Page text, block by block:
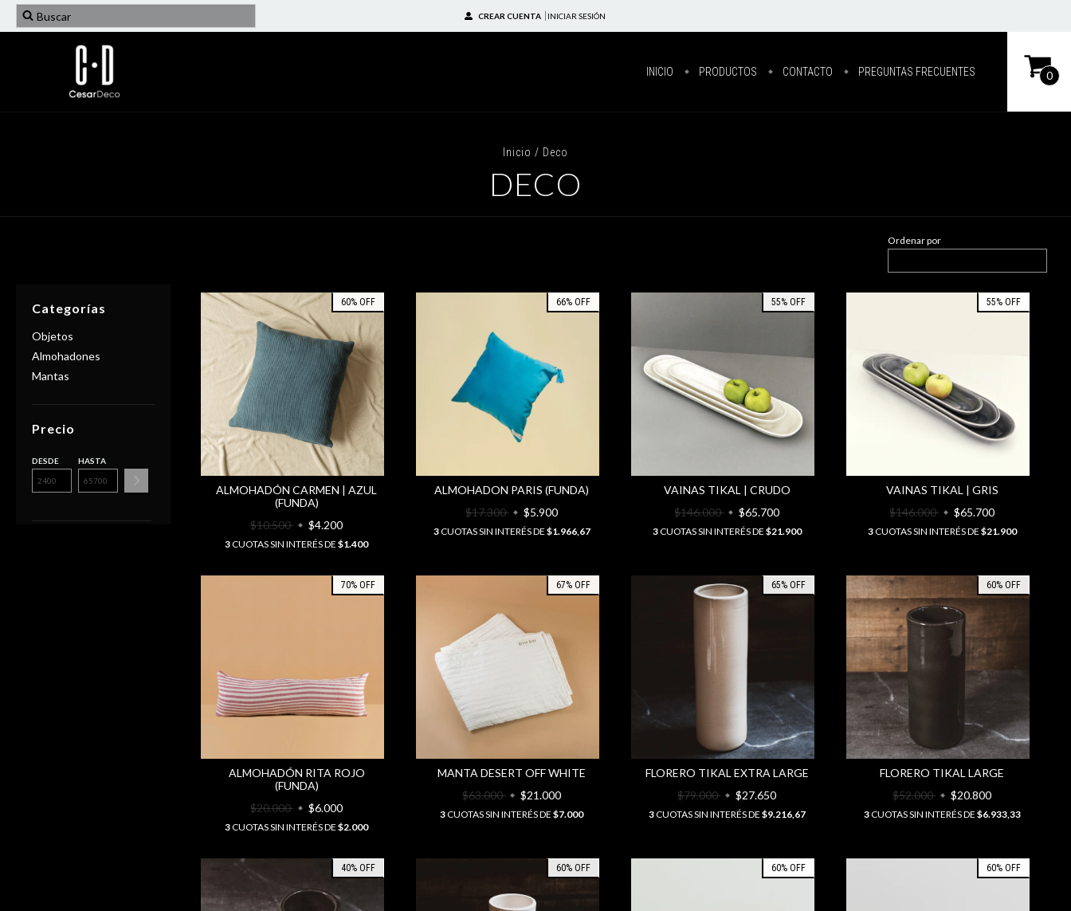
CREAR CUENTA INICIAR SESIÓN
INICIO PRODUCTOS CONTACTO PREGUNTAS FRECUENTES 0
Inicio / Deco
DECO
Ordenar por
Categorías
Objetos
Almohadones
Mantas
Precio
DESDE HASTA
60%OFF
ALMOHADÓN CARMEN | AZUL
(FUNDA)
$10.500
$4.200
3CUOTAS SIN INTERÉS DE$1.400
66%OFF
ALMOHADON PARIS (FUNDA)
$17.300
$5.900
3CUOTAS SIN INTERÉS DE $1.966,67
55%OFF
VAINAS TIKAL | CRUDO
$146.000
$65.700
3CUOTAS SIN INTERÉS DE $21.900
55%OFF
VAINAS TIKAL | GRIS
$146.000
$65.700
3CUOTAS SIN INTERÉS DE $21.900
70%OFF
ALMOHADÓN RITA ROJO
(FUNDA)
$20.000
$6.000
3CUOTAS SIN INTERÉS DE$2.000
67%OFF
MANTA DESERT OFF WHITE
$63.000
$21.000
3CUOTAS SIN INTERÉS DE$7.000
65%OFF
FLORERO TIKAL EXTRA LARGE
$79.000
$27.650
3CUOTAS SIN INTERÉS DE $9.216,67
60%OFF
FLORERO TIKAL LARGE
$52.000
$20.800
3CUOTAS SIN INTERÉS DE $6.933,33
40%OFF 60%OFF 60%OFF 60%OFF